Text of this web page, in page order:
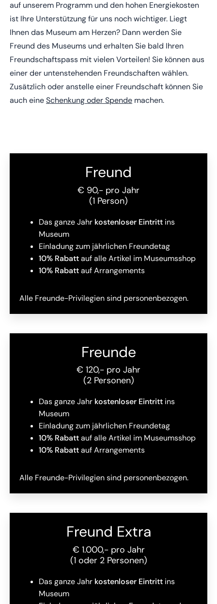
auf unserem Programm und den hohen Energiekosten
ist Ihre Unterstützung für uns noch wichtiger. Liegt
Ihnen das Museum am Herzen? Dann werden Sie
Freund des Museums und erhalten Sie bald Ihren
Freundschaftspass mit vielen Vorteilen! Sie können aus
einer der untenstehenden Freundschaften wählen.
Zusätzlich oder anstelle einer Freundschaft können Sie
auch eineSchenkung oder Spende machen.
Freund
€ 90,- pro Jahr
(1 Person)
Das ganze Jahr kostenloser Eintritt ins
Museum
Einladung zum jährlichen Freundetag
10% Rabattauf alle Artikel im Museumsshop
10% Rabattauf Arrangements
Alle Freunde-Privilegien sind personenbezogen.
Freunde
€ 120,- pro Jahr
(2 Personen)
Das ganze Jahr kostenloser Eintritt ins
Museum
Einladung zum jährlichen Freundetag
10% Rabattauf alle Artikel im Museumsshop
10% Rabattauf Arrangements
Alle Freunde-Privilegien sind personenbezogen.
Freund Extra
€ 1.000,- pro Jahr
(1 oder 2 Personen)
Das ganze Jahr kostenloser Eintritt ins
Museum